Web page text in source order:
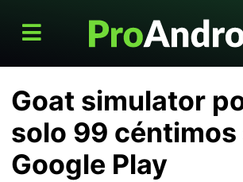
Goat simulator
solo 99 céntimos
Google Play